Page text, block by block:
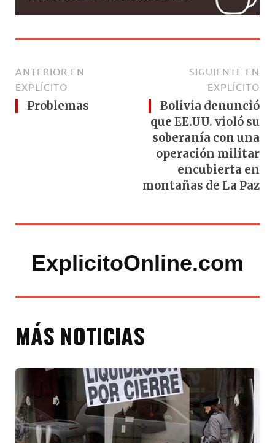
ANTERIOR EN
EXPLÍCITO
Problemas
SIGUIENTE EN
EXPLÍCITO
Bolivia denunció
que EE.UU. violó su
soberanía con una
operación militar
encubierta en
montañas de La Paz
ExplicitoOnline.com
MÁS NOTICIAS